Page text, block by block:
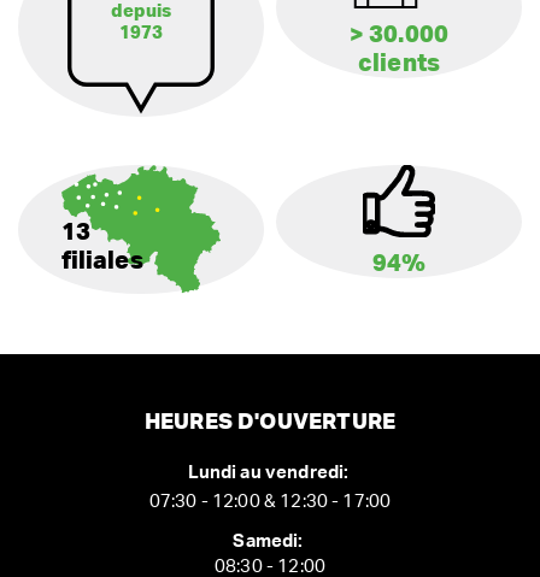
depuis
1973
> 30.000
clients
13
filiales
94%
HEURES D'OUVERTURE
Lundi au vendredi:
07:30 - 12:00 & 12:30 - 17:00
Samedi:
08:30 - 12:00